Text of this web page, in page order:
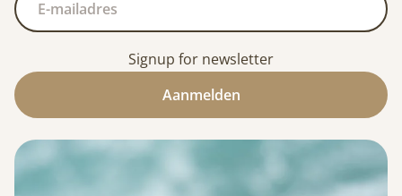
Signup for newsletter
Aanmelden